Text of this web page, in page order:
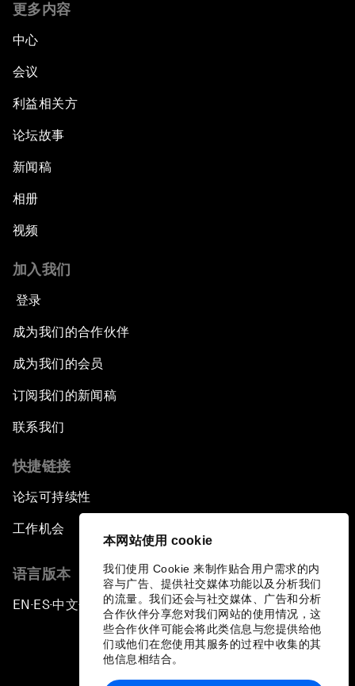
本网站使用 cookie
我们使用 Cookie 来制作贴合用户需求的内
容与广告、提供社交媒体功能以及分析我们
的流量。我们还会与社交媒体、广告和分析
合作伙伴分享您对我们网站的使用情况，这
些合作伙伴可能会将此类信息与您提供给他
们或他们在您使用其服务的过程中收集的其
他信息相结合。
更多内容
中心
会议
利益相关方
论坛故事
新闻稿
相册
视频
加入我们
登录
成为我们的合作伙伴
成为我们的会员
订阅我们的新闻稿
联系我们
快捷链接
论坛可持续性
工作机会
语言版本
EN ▪ES▪中文▪ 日本語